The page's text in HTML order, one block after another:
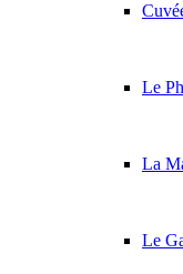
Le
La
Le